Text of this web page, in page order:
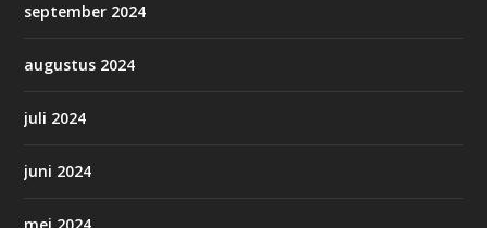
september 2024
augustus 2024
juli 2024
juni 2024